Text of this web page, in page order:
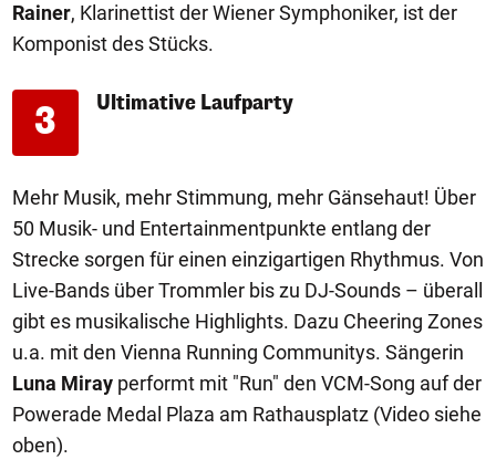
Rainer, Klarinettist der Wiener Symphoniker, ist der
Komponist des Stücks.
3 Ultimative Laufparty
Mehr Musik, mehr Stimmung, mehr Gänsehaut! Über
50 Musik- und Entertainmentpunkte entlang der
Strecke sorgen für einen einzigartigen Rhythmus. Von
Live-Bands über Trommler bis zu DJ-Sounds – überall
gibt es musikalische Highlights. Dazu Cheering Zones
u.a. mit den Vienna Running Communitys. Sängerin
Luna Miray performt mit "Run" den VCM-Song auf der
Powerade Medal Plaza am Rathausplatz (Video siehe
oben).